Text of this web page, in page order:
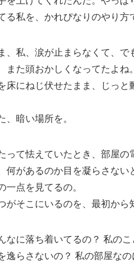
る私を、かれぴなりのやり
、私、涙が止まらなくて、
また頭おかしくなってたよ
床にねじ伏せたまま、じっ
暗い場所を。
って怯えていたとき、部屋
何があるのか目を凝らさな
一点を見てるの。
がそこにいるのを、最初か
なに落ち着いてるの？ 私の
逸らさないの？ 私の部屋な